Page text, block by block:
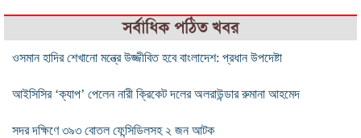
সর্বাধিক পঠিত খবর
ওসমান হাদির শেখানো মন্ত্রে উজ্জীবিত হবে বাংলাদেশ: প্রধান উপদেষ্টা
আইসিসির ‘ক্যাপ’ পেলেন নারী ক্রিকেট দলের অলরাউন্ডার রুমানা আহমেদ
সদর দক্ষিণে ৩৯৩ বোতল ফেন্সিডিলসহ ২ জন আটক